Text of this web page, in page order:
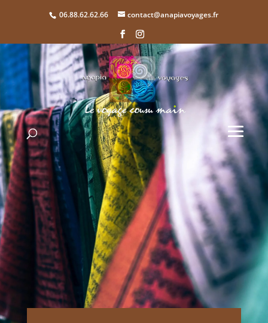
06.88.62.62.66 contact@anapiavoyages.fr